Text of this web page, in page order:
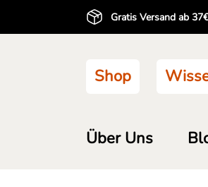
Gratis Versand ab
Shop
Über Uns